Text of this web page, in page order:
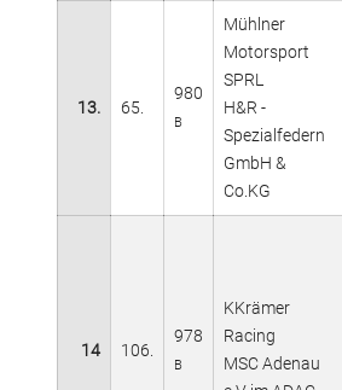
13. 65.
980
B
Mühlner
Motorsport
SPRL
H&R -
Spezialfedern
GmbH &
Co.KG
14 106.
978
B
KKrämer
Racing
MSC Adenau